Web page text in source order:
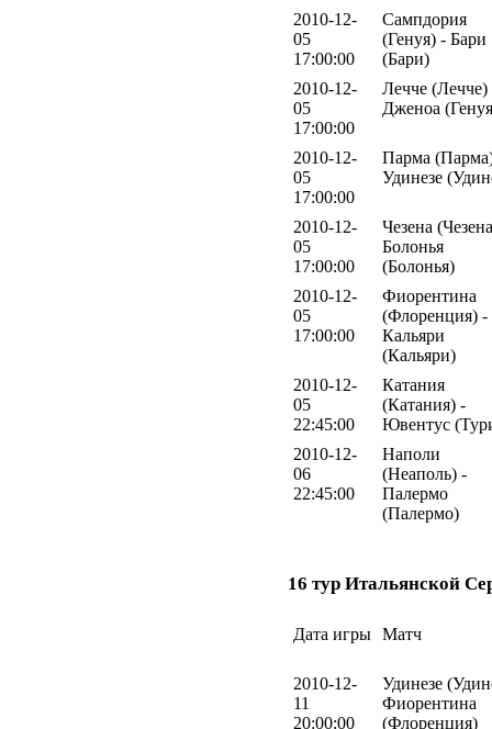
2010-12-
05
17:00:00
Сампдория
(Генуя) - Бари
(Бари)
2010-12-
05
17:00:00
Лечче (Лечче)
Дженоа
2010-12-
05
17:00:00
Парма
Удинезе
2010-12-
05
17:00:00
Чезена
Болонья
(Болонья)
2010-12-
05
17:00:00
Фиорентина
(Флоренция) -
Кальяри
(Кальяри)
2010-12-
05
22:45:00
Катания
(Катания) -
Ювентус
2010-12-
06
22:45:00
Наполи
(Неаполь) -
Палермо
(Палермо)
16 тур Итальянской
Дата игры Матч
2010-12-
11
20:00:00
Удинезе
Фиорентина
(Флоренция)